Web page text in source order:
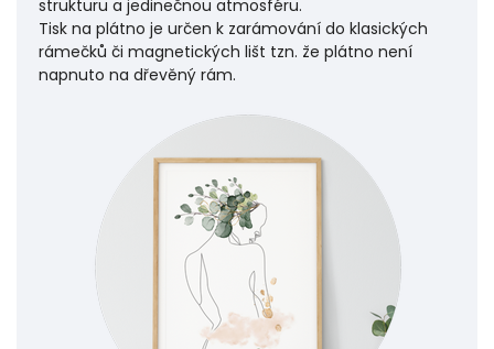
strukturu a jedinečnou atmosféru.
Tisk na plátno je určen k zarámování do klasických
rámečků či magnetických lišt tzn. že plátno není
napnuto na dřevěný rám.